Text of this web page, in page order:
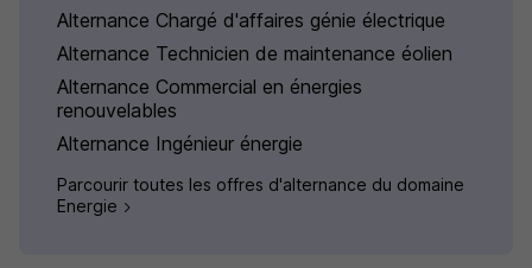
Alternance Chargé d'affaires génie électrique
Alternance Technicien de maintenance éolien
Alternance Commercial en énergies
renouvelables
Alternance Ingénieur énergie
Parcourir toutes les offres d'alternance du domaine
Energie